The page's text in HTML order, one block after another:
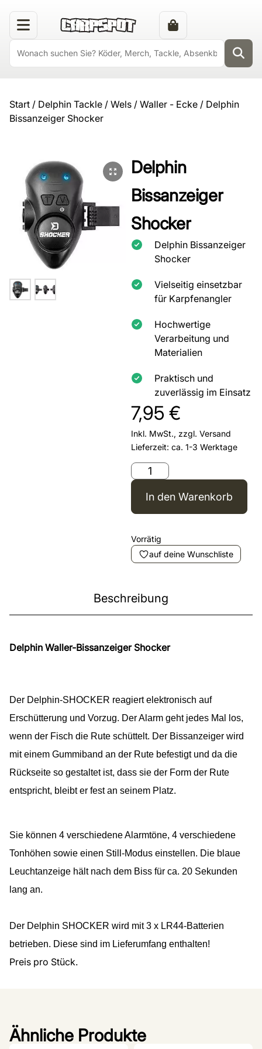
Start / Delphin Tackle / Wels / Waller - Ecke / Delphin
Bissanzeiger Shocker
Delphin
Bissanzeiger
Shocker
Delphin Bissanzeiger
Shocker
Vielseitig einsetzbar
für Karpfenangler
Hochwertige
Verarbeitung und
Materialien
Praktisch und
zuverlässig im Einsatz
7,95 €
Inkl. MwSt., zzgl. Versand
Lieferzeit: ca. 1-3 Werktage
In den Warenkorb
Vorrätig
auf deine Wunschliste
Beschreibung
Delphin Waller-Bissanzeiger Shocker
Der Delphin-SHOCKER reagiert elektronisch auf
Erschütterung und Vorzug. Der Alarm geht jedes Mal los,
wenn der Fisch die Rute schüttelt. Der Bissanzeiger wird
mit einem Gummiband an der Rute befestigt und da die
Rückseite so gestaltet ist, dass sie der Form der Rute
entspricht, bleibt er fest an seinem Platz.
Sie können 4 verschiedene Alarmtöne, 4 verschiedene
Tonhöhen sowie einen Still-Modus einstellen. Die blaue
Leuchtanzeige hält nach dem Biss für ca. 20 Sekunden
lang an.
Der Delphin SHOCKER wird mit 3 x LR44-Batterien
betrieben. Diese sind im Lieferumfang enthalten!
Preis pro Stück.
Ähnliche Produkte